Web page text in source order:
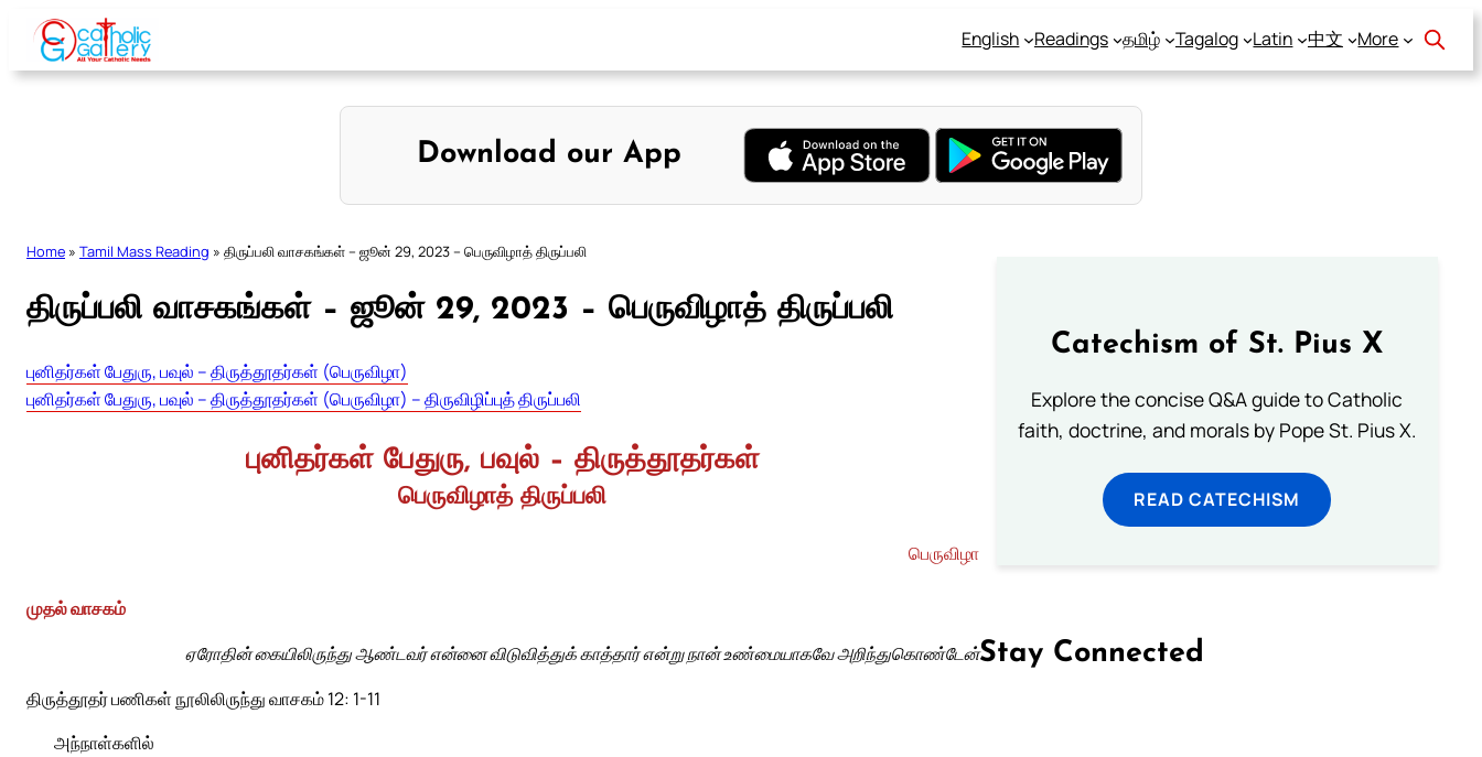
Skip
content
English Readings தமிழ் Tagalog Latin 中文 More
Download our App
Home » Tamil Mass Reading » திருப்பலி வாசகங்கள் – ஜூன் 29, 2023 – பெருவிழாத் திருப்பலி
திருப்பலி வாசகங்கள் – ஜூன் 29, 2023 – பெருவிழாத் திருப்பலி
புனிதர்கள் பேதுரு, பவுல் – திருத்தூதர்கள் (பெருவிழா)
புனிதர்கள் பேதுரு, பவுல் – திருத்தூதர்கள் (பெருவிழா) – திருவிழிப்புத் திருப்பலி
புனிதர்கள் பேதுரு, பவுல் – திருத்தூதர்கள்
பெருவிழாத் திருப்பலி
பெருவிழா
முதல் வாசகம்
ஏரோதின் கையிலிருந்து ஆண்டவர் என்னை விடுவித்துக் காத்தார் என்று நான் உண்மையாகவே அறிந்துகொண்டேன்
திருத்தூதர் பணிகள் நூலிலிருந்து வாசகம் 12: 1-11
அந்நாள்களில்
Catechism of St. Pius X
Explore the concise Q&A guide to Catholic
faith, doctrine, and morals by Pope St. Pius X.
READ CATECHISM
Stay Connected